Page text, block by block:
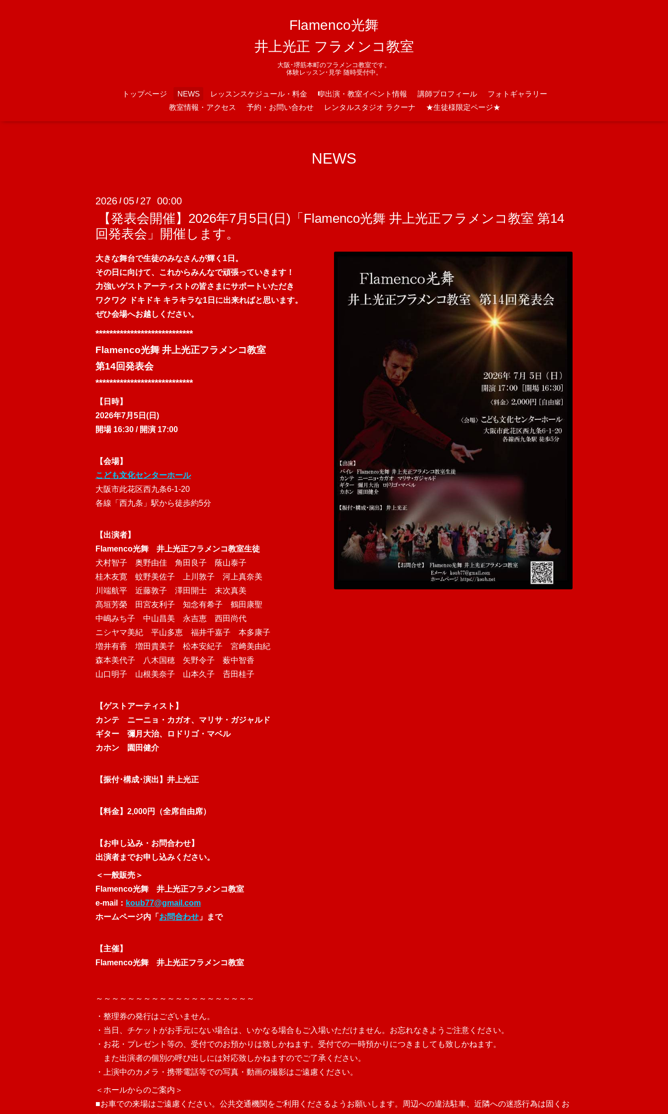
Flamenco光舞
井上光正 フラメンコ教室
大阪･堺筋本町のフラメンコ教室です。
体験レッスン･見学 随時受付中。
トップページ NEWS レッスンスケジュール・料金 🎼出演・教室イベント情報 講師プロフィール
フォトギャラリー
教室情報・アクセス
予約・お問い合わせ レンタルスタジオ ラクーナ ★生徒様限定ページ★
NEWS
2026 /05 / 27 00:00
【発表会開催】2026年7月5日(日)「Flamenco光舞 井上光正フラメンコ教室 第14
回発表会」開催します。
大きな舞台で生徒のみなさんが輝く1日。
その日に向けて、これからみんなで頑張っていきます！
力強いゲストアーティストの皆さまにサポートいただき
ワクワク ドキドキ キラキラな1日に出来ればと思います。
ぜひ会場へお越しください。
****************************
Flamenco光舞 井上光正フラメンコ教室
第14回発表会
****************************
【日時】
2026年7月5日(日)
開場 16:30 / 開演 17:00
【会場】
こども文化センターホール
大阪市此花区西九条6-1-20
各線「西九条」駅から徒歩約5分
【出演者】
Flamenco光舞 井上光正フラメンコ教室生徒
犬村智子 奥野由佳 角田良子 蔭山泰子
桂木友寛 蚊野美佐子 上川敦子 河上真奈美
川端航平 近藤敦子 澤田開士 末次真美
髙垣芳榮 田宮友利子 知念有希子 鶴田康聖
中嶋みち子 中山昌美 永吉恵 西田尚代
ニシヤマ美紀 平山多恵 福井千嘉子 本多康子
増井有香 増田貴美子 松本安紀子 宮﨑美由紀
森本美代子 八木国穂 矢野令子 薮中智香
山口明子 山根美奈子 山本久子 𠮷田桂子
【ゲストアーティスト】
カンテ ニーニョ・カガオ、マリサ・ガジャルド
ギター 彌月大治、ロドリゴ・マベル
カホン 園田健介
【振付･構成･演出】井上光正
【料金】2,000円（全席自由席）
【お申し込み・お問合わせ】
出演者までお申し込みください。
＜一般販売＞
Flamenco光舞 井上光正フラメンコ教室
e-mail： koub77@gmail.com
ホームページ内「 お問合わせ 」まで
【主催】
Flamenco光舞 井上光正フラメンコ教室
～ ～ ～ ～ ～ ～ ～ ～ ～ ～ ～ ～ ～ ～ ～ ～ ～ ～ ～ ～
・整理券の発行はございません。
・当日、チケットがお手元にない場合は、いかなる場合もご入場いただけません。お忘れなきようご注意ください。
・お花・プレゼント等の、受付でのお預かりは致しかねます。受付での一時預かりにつきましても致しかねます。
また出演者の個別の呼び出しには対応致しかねますのでご了承ください。
・上演中のカメラ・携帯電話等での写真・動画の撮影はご遠慮ください。
＜ホールからのご案内＞
■お車での来場はご遠慮ください。公共交通機関をご利用くださるようお願いします。周辺への違法駐車、近隣への迷惑行為は固くお